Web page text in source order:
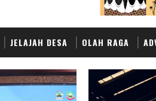
JELAJAH DESA OLAH RAGA